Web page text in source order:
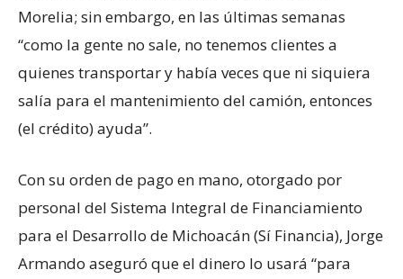
Morelia; sin embargo, en las últimas semanas
“como la gente no sale, no tenemos clientes a
quienes transportar y había veces que ni siquiera
salía para el mantenimiento del camión, entonces
(el crédito) ayuda”.
Con su orden de pago en mano, otorgado por
personal del Sistema Integral de Financiamiento
para el Desarrollo de Michoacán (Sí Financia), Jorge
Armando aseguró que el dinero lo usará “para